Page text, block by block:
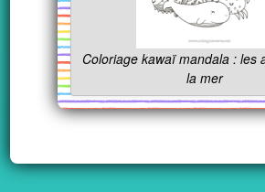
Coloriage kawaï mandala : les
la mer